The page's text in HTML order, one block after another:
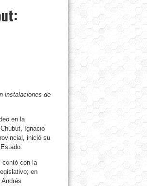
instalaciones de
en la
Ignacio
inició su
contó con la
en